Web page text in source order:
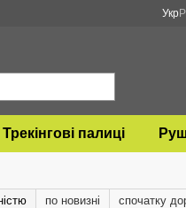
Укр
Трекінгові палиці
по новизні спочатку